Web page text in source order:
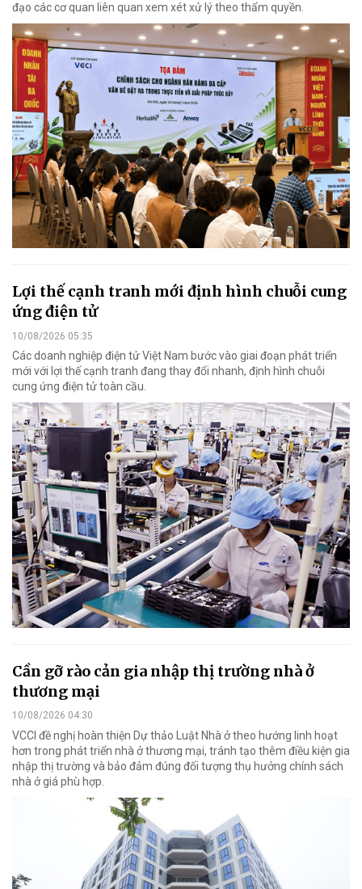
đạo các cơ quan liên quan xem xét xử lý theo thẩm quyền.
Lợi thế cạnh tranh mới định hình chuỗi cung
ứng điện tử
10/08/2026 05:35
Các doanh nghiệp điện tử Việt Nam bước vào giai đoạn phát triển
mới với lợi thế cạnh tranh đang thay đổi nhanh, định hình chuỗi
cung ứng điện tử toàn cầu.
Cần gỡ rào cản gia nhập thị trường nhà ở
thương mại
10/08/2026 04:30
VCCI đề nghị hoàn thiện Dự thảo Luật Nhà ở theo hướng linh hoạt
hơn trong phát triển nhà ở thương mại, tránh tạo thêm điều kiện gia
nhập thị trường và bảo đảm đúng đối tượng thụ hưởng chính sách
nhà ở giá phù hợp.